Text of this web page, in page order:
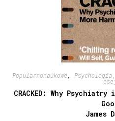
Popularnonaukowe
CRACKED: Why
James